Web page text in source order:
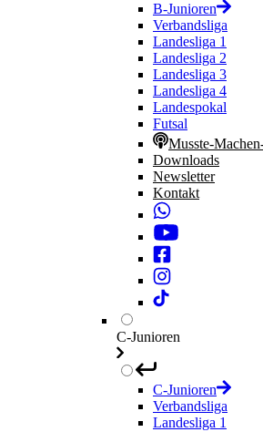
B-Junioren
Verbandsliga
Landesliga 1
Landesliga 2
Landesliga 3
Landesliga 4
Landespokal
Futsal
Musste-
Downloads
Newsletter
Kontakt
C-Junioren
C-Junioren
Verbandsliga
Landesliga 1